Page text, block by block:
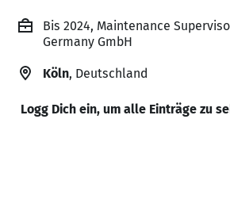
Bis 2024, Maintenance
Germany GmbH
Köln, Deutschland
Logg Dich ein, um alle Einträge zu